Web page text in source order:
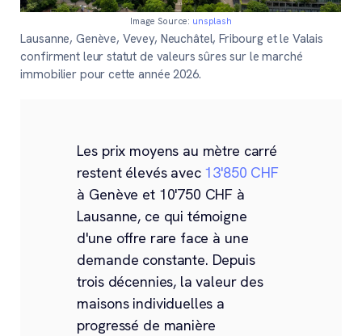
Image Source: unsplash
Lausanne, Genève, Vevey, Neuchâtel, Fribourg et le Valais
confirment leur statut de valeurs sûres sur le marché
immobilier pour cette année 2026.
Les prix moyens au mètre carré
restent élevés avec 13'850 CHF
à Genève et 10'750 CHF à
Lausanne, ce qui témoigne
d'une offre rare face à une
demande constante. Depuis
trois décennies, la valeur des
maisons individuelles a
progressé de manière